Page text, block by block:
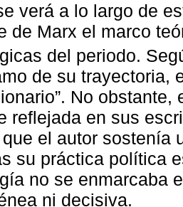
verá a lo largo de
de Marx el marco
del periodo.
de su trayectoria,
No
reflejada en sus
el autor sostenía
su práctica política
no se enmarcaba
ni decisiva.